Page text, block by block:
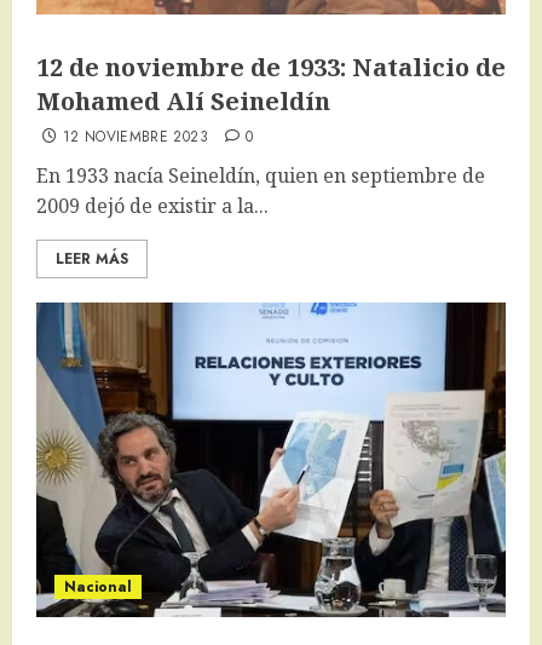
12 de noviembre de 1933: Natalicio de
Mohamed Alí Seineldín
12 NOVIEMBRE 2023 0
En 1933 nacía Seineldín, quien en septiembre de
2009 dejó de existir a la...
LEER MÁS
Nacional